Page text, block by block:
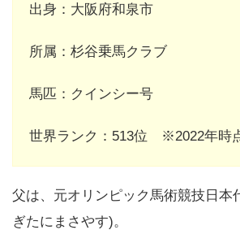
出身：大阪府和泉市
所属：杉谷乗馬クラブ
馬匹：クインシー号
世界ランク：513位 ※2022年時
父は、元オリンピック馬術競技日本
ぎたにまさやす)。